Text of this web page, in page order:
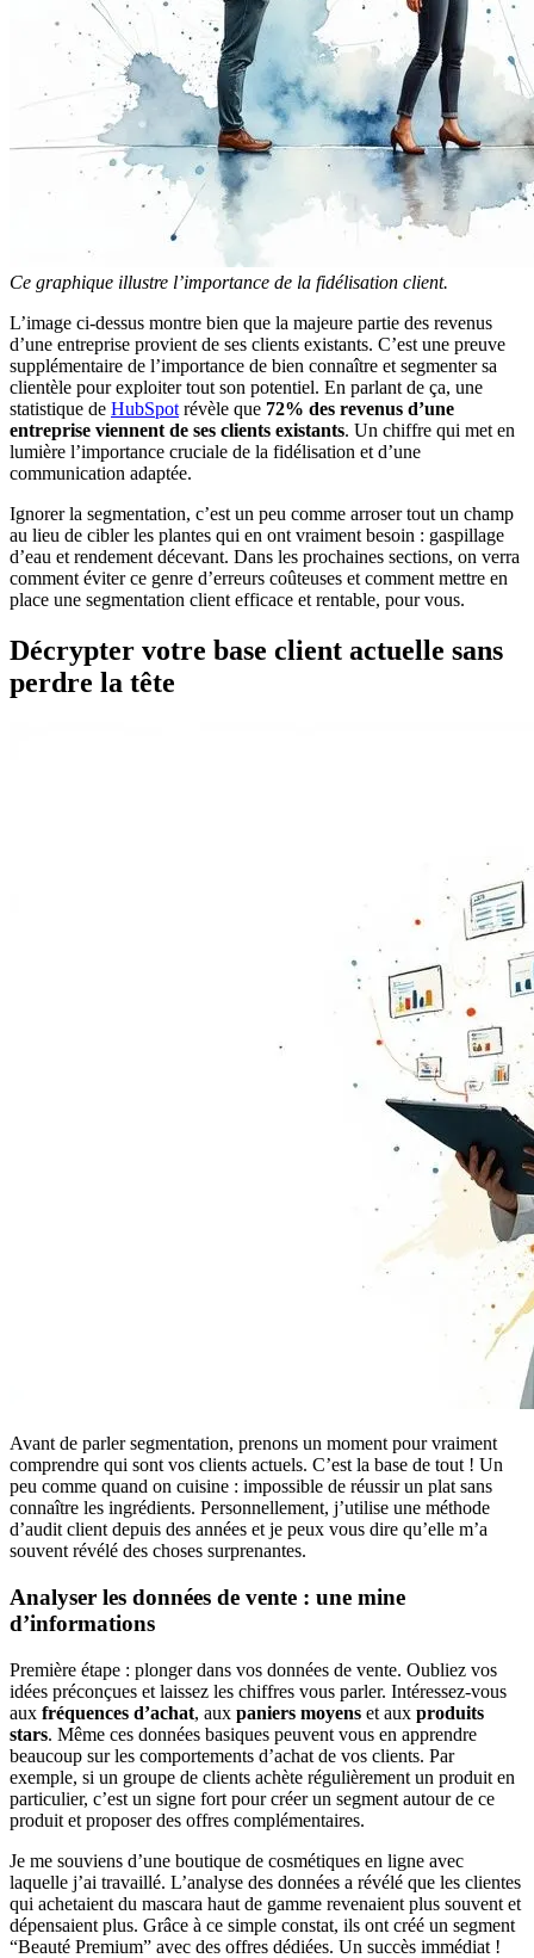
Ce graphique illustre l’importance de la fidélisation client.
L’image ci-dessus montre bien que la majeure partie des revenus
d’une entreprise provient de ses clients existants. C’est une preuve
supplémentaire de l’importance de bien connaître et segmenter sa
clientèle pour exploiter tout son potentiel. En parlant de ça, une
statistique de HubSpot révèle que 72% des revenus d’une
entreprise viennent de ses clients existants. Un chiffre qui met en
lumière l’importance cruciale de la fidélisation et d’une
communication adaptée.
Ignorer la segmentation, c’est un peu comme arroser tout un champ
au lieu de cibler les plantes qui en ont vraiment besoin : gaspillage
d’eau et rendement décevant. Dans les prochaines sections, on verra
comment éviter ce genre d’erreurs coûteuses et comment mettre en
place une segmentation client efficace et rentable, pour vous.
Décrypter votre base client actuelle sans
perdre la tête
Avant de parler segmentation, prenons un moment pour vraiment
comprendre qui sont vos clients actuels. C’est la base de tout ! Un
peu comme quand on cuisine : impossible de réussir un plat sans
connaître les ingrédients. Personnellement, j’utilise une méthode
d’audit client depuis des années et je peux vous dire qu’elle m’a
souvent révélé des choses surprenantes.
Analyser les données de vente : une mine
d’informations
Première étape : plonger dans vos données de vente. Oubliez vos
idées préconçues et laissez les chiffres vous parler. Intéressez-vous
aux fréquences d’achat, aux paniers moyens et aux produits
stars. Même ces données basiques peuvent vous en apprendre
beaucoup sur les comportements d’achat de vos clients. Par
exemple, si un groupe de clients achète régulièrement un produit en
particulier, c’est un signe fort pour créer un segment autour de ce
produit et proposer des offres complémentaires.
Je me souviens d’une boutique de cosmétiques en ligne avec
laquelle j’ai travaillé. L’analyse des données a révélé que les clientes
qui achetaient du mascara haut de gamme revenaient plus souvent et
dépensaient plus. Grâce à ce simple constat, ils ont créé un segment
“Beauté Premium” avec des offres dédiées. Un succès immédiat !